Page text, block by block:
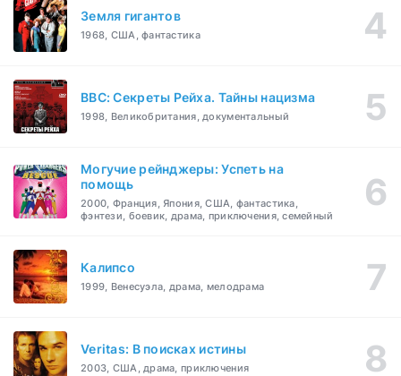
Земля гигантов
1968, США, фантастика
BBC: Секреты Рейха. Тайны нацизма
1998, Великобритания, документальный
Могучие рейнджеры: Успеть на
помощь
2000, Франция, Япония, США, фантастика,
фэнтези, боевик, драма, приключения, семейный
Калипсо
1999, Венесуэла, драма, мелодрама
Veritas: В поисках истины
2003, США, драма, приключения